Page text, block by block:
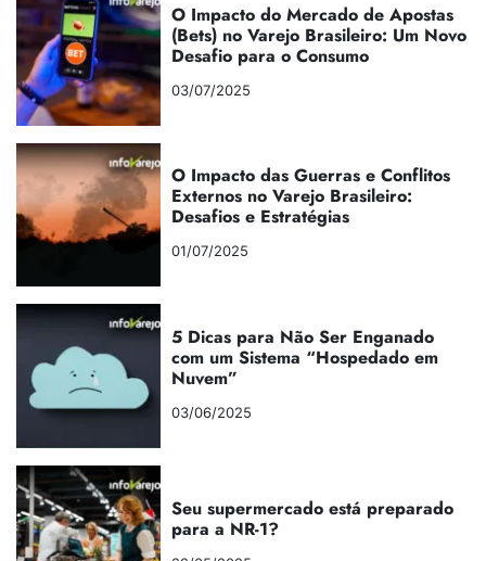
O Impacto do Mercado de Apostas
(Bets) no Varejo Brasileiro: Um Novo
Desafio para o Consumo
03/07/2025
O Impacto das Guerras e Conflitos
Externos no Varejo Brasileiro:
Desafios e Estratégias
01/07/2025
5 Dicas para Não Ser Enganado
com um Sistema “Hospedado em
Nuvem”
03/06/2025
Seu supermercado está preparado
para a NR-1?